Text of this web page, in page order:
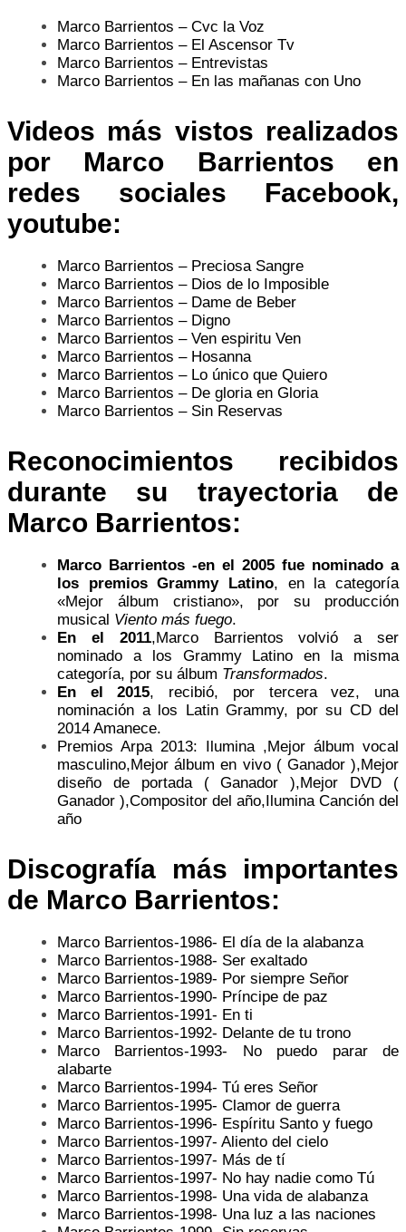
Marco Barrientos – Cvc la Voz
Marco Barrientos – El Ascensor Tv
Marco Barrientos – Entrevistas
Marco Barrientos – En las mañanas con Uno
Videos más vistos realizados
por Marco Barrientos en
redes sociales Facebook,
youtube:
Marco Barrientos – Preciosa Sangre
Marco Barrientos – Dios de lo Imposible
Marco Barrientos – Dame de Beber
Marco Barrientos – Digno
Marco Barrientos – Ven espiritu Ven
Marco Barrientos – Hosanna
Marco Barrientos – Lo único que Quiero
Marco Barrientos – De gloria en Gloria
Marco Barrientos – Sin Reservas
Reconocimientos recibidos
durante su trayectoria de
Marco Barrientos:
Marco Barrientos -en el 2005 fue nominado a
los premios Grammy Latino, en la categoría
«Mejor álbum cristiano», por su producción
musical Viento más fuego.
En el 2011,Marco Barrientos volvió a ser
nominado a los Grammy Latino en la misma
categoría, por su álbum Transformados.
En el 2015, recibió, por tercera vez, una
nominación a los Latin Grammy, por su CD del
2014 Amanece.
Premios Arpa 2013: Ilumina ,Mejor álbum vocal
masculino,Mejor álbum en vivo ( Ganador ),Mejor
diseño de portada ( Ganador ),Mejor DVD (
Ganador ),Compositor del año,Ilumina Canción del
año
Discografía más importantes
de Marco Barrientos:
Marco Barrientos-1986- El día de la alabanza
Marco Barrientos-1988- Ser exaltado
Marco Barrientos-1989- Por siempre Señor
Marco Barrientos-1990- Príncipe de paz
Marco Barrientos-1991- En ti
Marco Barrientos-1992- Delante de tu trono
Marco Barrientos-1993- No puedo parar de
alabarte
Marco Barrientos-1994- Tú eres Señor
Marco Barrientos-1995- Clamor de guerra
Marco Barrientos-1996- Espíritu Santo y fuego
Marco Barrientos-1997- Aliento del cielo
Marco Barrientos-1997- Más de tí
Marco Barrientos-1997- No hay nadie como Tú
Marco Barrientos-1998- Una vida de alabanza
Marco Barrientos-1998- Una luz a las naciones